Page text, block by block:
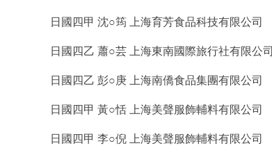
日國四甲 沈○筠 上海育芳食品科技有限公司
日國四乙 蕭○芸 上海東南國際旅行社有限公司
日國四乙 彭○庚 上海南僑食品集團有限公司
日國四甲 黃○恬 上海美聲服飾輔料有限公司
日國四甲 李○倪 上海美聲服飾輔料有限公司